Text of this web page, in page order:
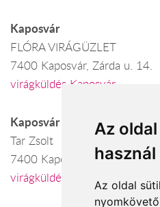
Az
használ
Az oldal
Kaposvár
FLÓRA VIRÁGÜZLET
7400 Kaposvár, Zárda u. 14.
virágküldés Kaposvár
Kaposvár
Tar Zsolt
7400 Kaposvár, Füredi úti
virágküldés Kaposvár